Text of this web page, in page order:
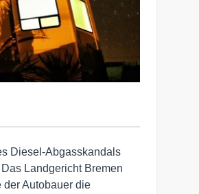
Diesel-Abgasskandals
Landgericht Bremen
der Autobauer die